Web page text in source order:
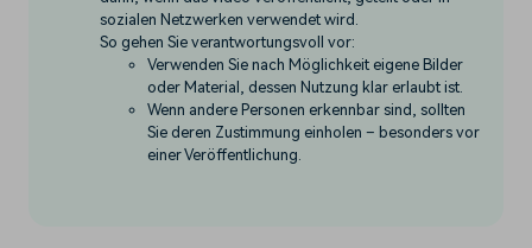
sozialen Netzwerken verwendet wird.
So gehen Sie verantwortungsvoll vor:
Verwenden Sie nach Möglichkeit eigene Bilder
oder Material, dessen Nutzung klar erlaubt ist.
Wenn andere Personen erkennbar sind, sollten
Sie deren Zustimmung einholen – besonders vor
einer Veröffentlichung.